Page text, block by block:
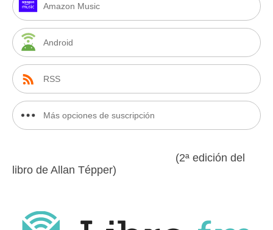
Amazon Music
Android
RSS
Más opciones de suscripción
(2ª edición del
libro de Allan Tépper)